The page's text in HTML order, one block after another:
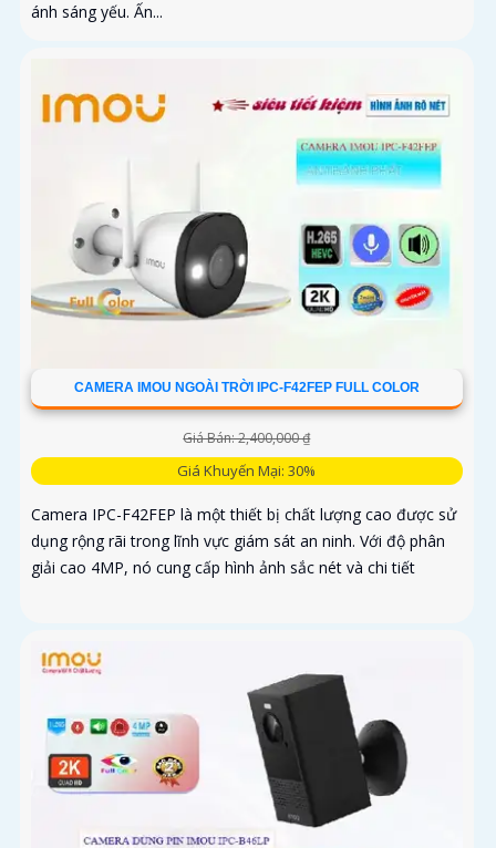
ánh sáng yếu. Ấn...
CAMERA IMOU NGOÀI TRỜI IPC-F42FEP FULL COLOR
Giá Bán: 2,400,000 ₫
Giá Khuyến Mại: 30%
Camera IPC-F42FEP là một thiết bị chất lượng cao được sử
dụng rộng rãi trong lĩnh vực giám sát an ninh. Với độ phân
giải cao 4MP, nó cung cấp hình ảnh sắc nét và chi tiết